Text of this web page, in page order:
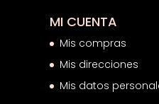
MI CUENTA
Mis compras
Mis direcciones
Mis datos